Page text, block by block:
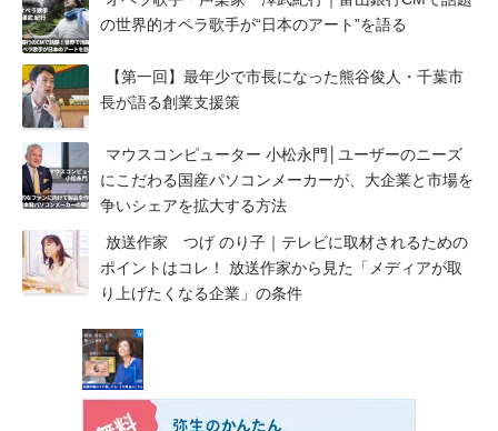
の世界的オペラ歌手が“日本のアート”を語る
【第一回】最年少で市長になった熊谷俊人・千葉市
長が語る創業支援策
マウスコンピューター 小松永門│ユーザーのニーズ
にこだわる国産パソコンメーカーが、大企業と市場を
争いシェアを拡大する方法
放送作家 つげ のり子｜テレビに取材されるための
ポイントはコレ！ 放送作家から見た「メディアが取
り上げたくなる企業」の条件